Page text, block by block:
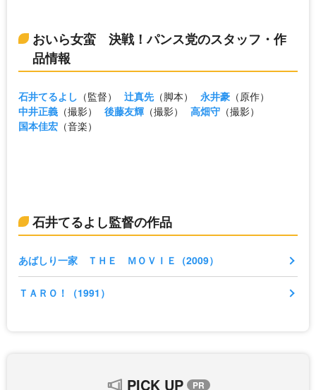
おいら女蛮 決戦！パンス党のスタッフ・作
品情報
石井てるよし （監督） 辻真先（脚本） 永井豪 （原作）
中井正義 （撮影） 後藤友輝 （撮影） 高畑守 （撮影）
国本佳宏 （音楽）
石井てるよし監督の作品
あばしり一家 ＴＨＥ ＭＯＶＩＥ（2009）
ＴＡＲＯ！（1991）
PICK UP